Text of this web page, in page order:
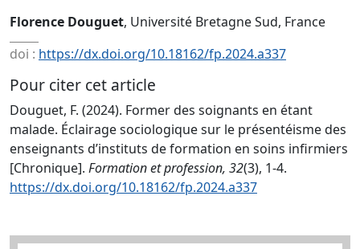
Florence Douguet, Université Bretagne Sud, France
doi : https://dx.doi.org/10.18162/fp.2024.a337
Pour citer cet article
Douguet, F. (2024). Former des soignants en étant
malade. Éclairage sociologique sur le présentéisme des
enseignants d’instituts de formation en soins infirmiers
[Chronique]. Formation et profession, 32(3), 1-4.
https://dx.doi.org/10.18162/fp.2024.a337